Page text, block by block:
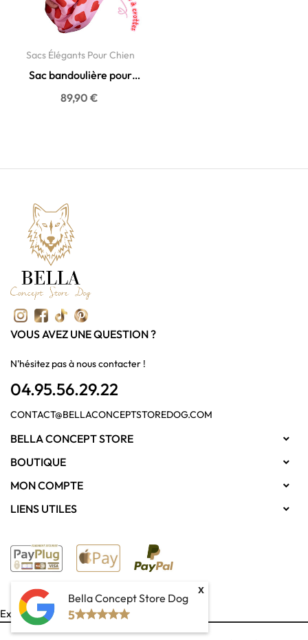
Sacs Élégants Pour Chien
Sac bandoulière pour
chien Amore -
Transport...
89,90 €
VOUS AVEZ UNE QUESTION ?
N'hésitez pas à nous contacter !
04.95.56.29.22
CONTACT@BELLACONCEPTSTOREDOG.COM
BELLA CONCEPT STORE 
BOUTIQUE 
MON COMPTE 
LIENS UTILES 
Exercer mon droit de rétractation
Bella Concept Store Dog
5
x